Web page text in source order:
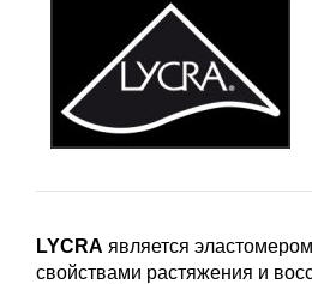
LYCRA является
свойствами растяжения и